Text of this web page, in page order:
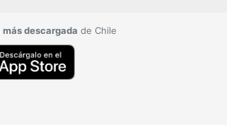
más descargada de Chile